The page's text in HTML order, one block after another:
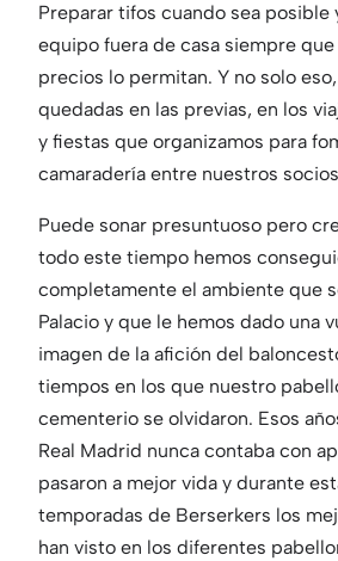
Preparar tifos cuando sea posible
equipo fuera de casa siempre
precios lo permitan. Y no solo
quedadas en las previas, en los
y fiestas que organizamos para
camaradería entre nuestros
Puede sonar presuntuoso pero
todo este tiempo hemos
completamente el ambiente que
Palacio y que le hemos dado una
imagen de la afición del
tiempos en los que nuestro
cementerio se olvidaron. Esos
Real Madrid nunca contaba con
pasaron a mejor vida y durante
temporadas de Berserkers los
han visto en los diferentes